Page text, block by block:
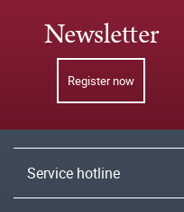
Newsletter
Register now
Service hotline